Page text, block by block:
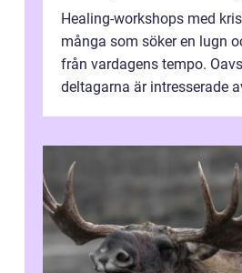
Healing-workshops med
många som söker en lugn
från vardagens tempo.
deltagarna är intresserade